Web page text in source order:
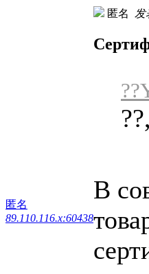
匿名
89.110.116.x:60438
匿名 发
В